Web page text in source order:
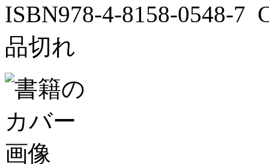
ISBN978-4-8158-0548-7
品切れ